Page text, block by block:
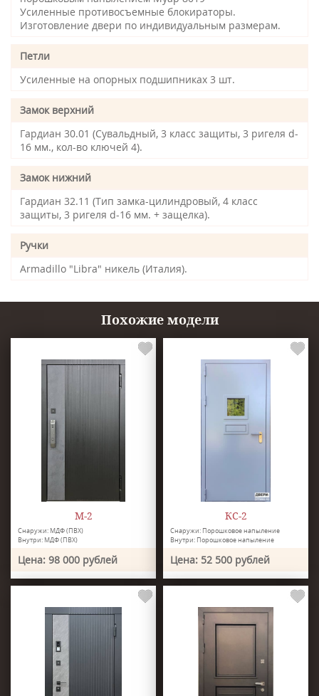
Усиленные противосъемные блокираторы.
Изготовление двери по индивидуальным размерам.
Петли
Усиленные на опорных подшипниках 3 шт.
Замок верхний
Гардиан 30.01 (Сувальдный, 3 класс защиты, 3 ригеля d-
16 мм., кол-во ключей 4).
Замок нижний
Гардиан 32.11 (Тип замка-цилиндровый, 4 класс
защиты, 3 ригеля d-16 мм. + защелка).
Ручки
Armadillo "Libra" никель (Италия).
Похожие модели
М-2
Снаружи: МДФ (ПВХ)
Внутри: МДФ (ПВХ)
Цена: 98 000 рублей
КС-2
Снаружи: Порошковое напыление
Внутри: Порошковое напыление
Цена: 52 500 рублей